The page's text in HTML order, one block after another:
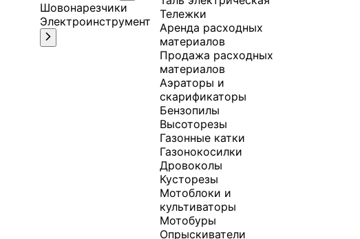
Шовонарезчики
Электроинструмент
Тележки
Аренда расходных
материалов
Продажа расходных
материалов
Аэраторы и
скарификаторы
Бензопилы
Высоторезы
Газонные катки
Газонокосилки
Дровоколы
Кусторезы
Мотоблоки и
культиваторы
Мотобуры
Опрыскиватели